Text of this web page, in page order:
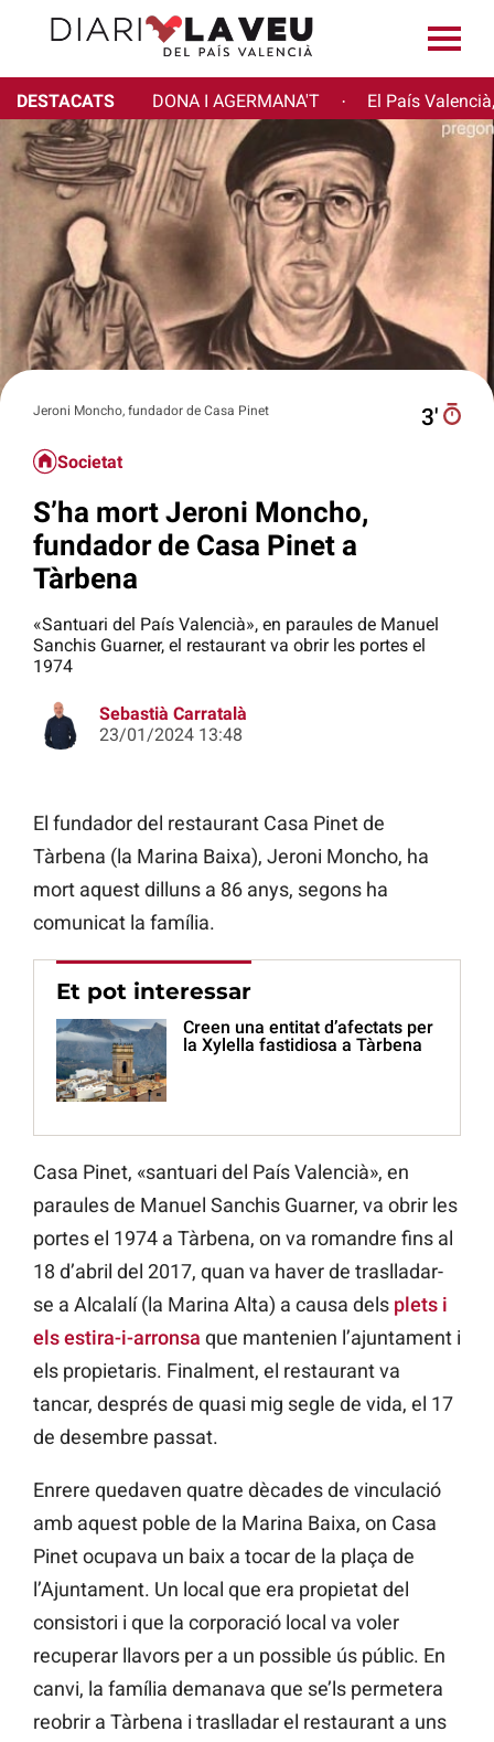
DESTACATS DONA I AGERMANA'T · El País
Jeroni Moncho, fundador de Casa Pinet 3′
Societat
S’ha mort Jeroni Moncho,
fundador de Casa Pinet a
Tàrbena
«Santuari del País Valencià», en paraules de Manuel
Sanchis Guarner, el restaurant va obrir les portes el
1974
Sebastià Carratalà
23/01/2024 13:48
El fundador del restaurant Casa Pinet de
Tàrbena (la Marina Baixa), Jeroni Moncho, ha
mort aquest dilluns a 86 anys, segons ha
comunicat la família.
Et pot interessar
Creen una entitat d’afectats per
la Xylella fastidiosa a Tàrbena
Casa Pinet, «santuari del País Valencià», en
paraules de Manuel Sanchis Guarner, va obrir les
portes el 1974 a Tàrbena, on va romandre fins al
18 d’abril del 2017, quan va haver de traslladar-
se a Alcalalí (la Marina Alta) a causa dels plets i
els estira-i-arronsa que mantenien l’ajuntament i
els propietaris. Finalment, el restaurant va
tancar, després de quasi mig segle de vida, el 17
de desembre passat.
Enrere quedaven quatre dècades de vinculació
amb aquest poble de la Marina Baixa, on Casa
Pinet ocupava un baix a tocar de la plaça de
l’Ajuntament. Un local que era propietat del
consistori i que la corporació local va voler
recuperar llavors per a un possible ús públic. En
canvi, la família demanava que se’ls permetera
reobrir a Tàrbena i traslladar el restaurant a uns